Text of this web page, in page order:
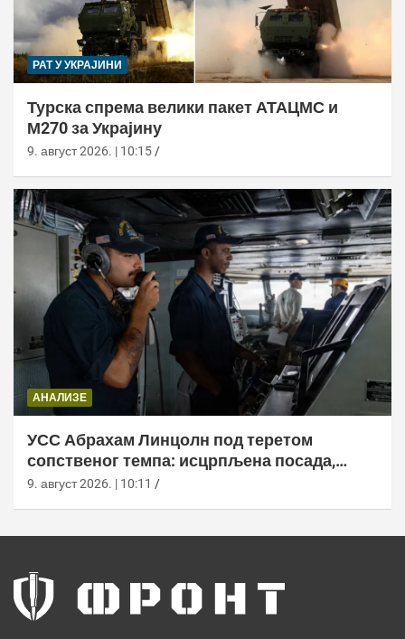
РАТ У УКРАЈИНИ
Турска спрема велики пакет АТАЦМС и
М270 за Украјину
9. август 2026. | 10:15
АНАЛИЗЕ
УСС Абрахам Линцолн под теретом
сопственог темпа: исцрпљена посада,
проблеми са снабдевањем и пад морала
9. август 2026. | 10:11